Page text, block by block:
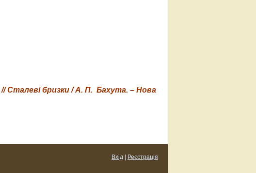
//Сталеві бризки / А. П. Бахута. – Нова
Вхід Реєстрація